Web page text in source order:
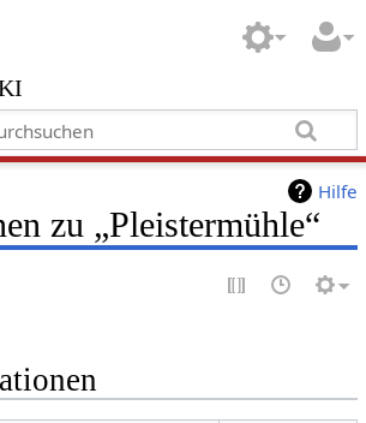
Hilfe
zu „Pleistermühle“